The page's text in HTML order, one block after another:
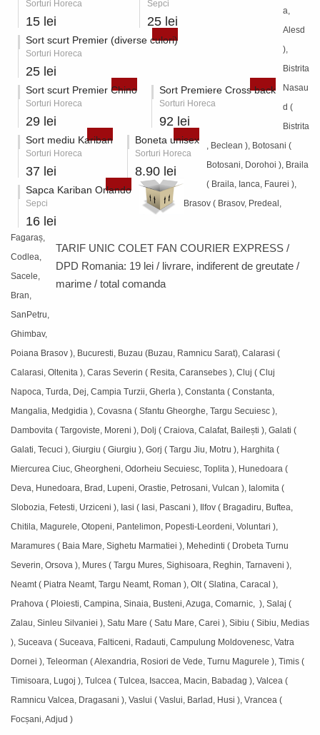
Sorturi Horeca
15 lei
Sepci
25 lei
Sort scurt Premier (diverse culori)
Sorturi Horeca
25 lei
Sort scurt Premier Chino
Sorturi Horeca
29 lei
Sort Premiere Cross back
Sorturi Horeca
92 lei
Sort mediu Kariban
Sorturi Horeca
37 lei
Boneta unisex
Sorturi Horeca
8.90 lei
Sapca Kariban Orlando
Sepci
16 lei
TARIF UNIC COLET FAN COURIER EXPRESS /
DPD Romania: 19 lei / livrare, indiferent de greutate /
marime / total comanda
a,
Alesd
),
Bistrita
Nasau
d (
Bistrita
, Beclean ), Botosani (
Botosani, Dorohoi ), Braila
( Braila, Ianca, Faurei ),
Brasov ( Brasov, Predeal,
Fagaraș,
Codlea,
Sacele,
Bran,
SanPetru,
Ghimbav,
Poiana Brasov ), Bucuresti, Buzau (Buzau, Ramnicu Sarat), Calarasi (
Calarasi, Oltenita ), Caras Severin ( Resita, Caransebes ), Cluj ( Cluj
Napoca, Turda, Dej, Campia Turzii, Gherla ), Constanta ( Constanta,
Mangalia, Medgidia ), Covasna ( Sfantu Gheorghe, Targu Secuiesc ),
Dambovita ( Targoviste, Moreni ), Dolj ( Craiova, Calafat, Bailești ), Galati (
Galati, Tecuci ), Giurgiu ( Giurgiu ), Gorj ( Targu Jiu, Motru ), Harghita (
Miercurea Ciuc, Gheorgheni, Odorheiu Secuiesc, Toplita ), Hunedoara (
Deva, Hunedoara, Brad, Lupeni, Orastie, Petrosani, Vulcan ), Ialomita (
Slobozia, Fetesti, Urziceni ), Iasi ( Iasi, Pascani ), Ilfov ( Bragadiru, Buftea,
Chitila, Magurele, Otopeni, Pantelimon, Popesti-Leordeni, Voluntari ),
Maramures ( Baia Mare, Sighetu Marmatiei ), Mehedinti ( Drobeta Turnu
Severin, Orsova ), Mures ( Targu Mures, Sighisoara, Reghin, Tarnaveni ),
Neamt ( Piatra Neamt, Targu Neamt, Roman ), Olt ( Slatina, Caracal ),
Prahova ( Ploiesti, Campina, Sinaia, Busteni, Azuga, Comarnic, ), Salaj (
Zalau, Sinleu Silvaniei ), Satu Mare ( Satu Mare, Carei ), Sibiu ( Sibiu, Medias
), Suceava ( Suceava, Falticeni, Radauti, Campulung Moldovenesc, Vatra
Dornei ), Teleorman ( Alexandria, Rosiori de Vede, Turnu Magurele ), Timis (
Timisoara, Lugoj ), Tulcea ( Tulcea, Isaccea, Macin, Babadag ), Valcea (
Ramnicu Valcea, Dragasani ), Vaslui ( Vaslui, Barlad, Husi ), Vrancea (
Focșani, Adjud )